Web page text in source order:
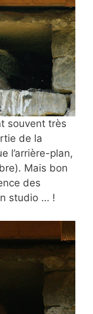
souvent très
de la
l’arrière-plan,
Mais bon
des
studio … !